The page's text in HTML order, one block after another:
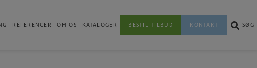
REFERENCER OM OS KATALOGER BESTIL TILBUD KONTAKT SØG